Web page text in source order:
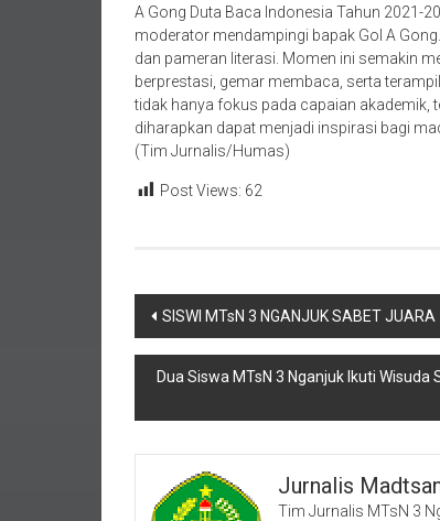
A Gong Duta Baca Indonesia Tahun 2021-
moderator mendampingi bapak Gol A
dan pameran literasi. Momen ini semakin
berprestasi, gemar membaca, serta
tidak hanya fokus pada capaian akademik,
diharapkan dapat menjadi inspirasi bagi
(Tim Jurnalis/Humas)
Post Views: 62
Navigasi
pos
SISWI MTsN 3 NGANJUK SABET
Dua Siswa MTsN 3 Nganjuk Ikuti
Jurnalis
Tim Jurnalis MTsN 3